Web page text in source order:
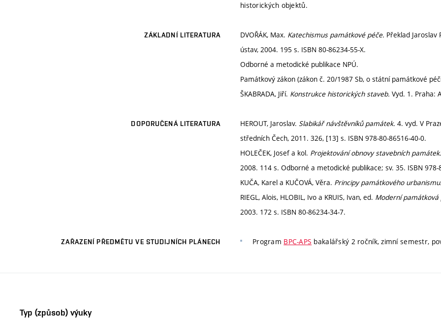
historických objektů.
ZÁKLADNÍ LITERATURA DVOŘÁK, Max. Katechismus památkové péče. Překlad
ústav, 2004. 195 s. ISBN 80-86234-55-X.
Odborné a metodické publikace NPÚ.
Památkový zákon (zákon č. 20/1987 Sb, o státní památkové
ŠKABRADA, Jiří. Konstrukce historických staveb. Vyd. 1. Praha:
DOPORUČENÁ LITERATURA HEROUT, Jaroslav. Slabikář návštěvníků památek. 4. vyd. V
středních Čech, 2011. 326, [13] s. ISBN 978-80-86516-40-0.
HOLEČEK, Josef a kol. Projektování obnovy stavebních památek.
2008. 114 s. Odborné a metodické publikace; sv. 35. ISBN 978-
KUČA, Karel a KUČOVÁ, Věra. Principy památkového urbanismu.
RIEGL, Alois, HLOBIL, Ivo a KRUIS, Ivan, ed. Moderní památková
2003. 172 s. ISBN 80-86234-34-7.
ZAŘAZENÍ PŘEDMĚTU VE STUDIJNÍCH PLÁNECH Program BPC-APS bakalářský 2 ročník, zimní semestr,
Typ (způsob) výuky